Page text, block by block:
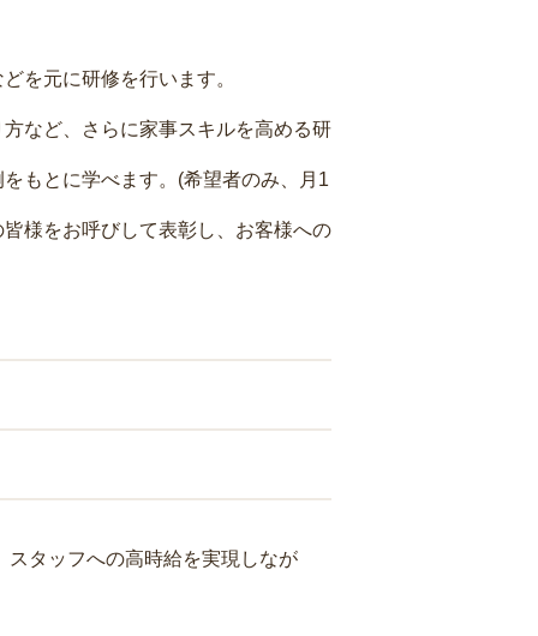
を元に研修を行います。
など、さらに家事スキルを高める研
もとに学べます。(希望者のみ、月1
様をお呼びして表彰し、お客様への
タッフへの高時給を実現しなが